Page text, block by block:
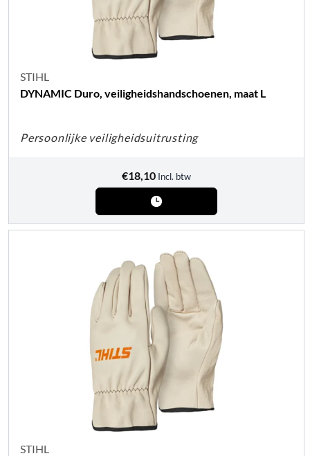
STIHL
DYNAMIC Duro, veiligheidshandschoenen, maat L
Persoonlijke veiligheidsuitrusting
€18,10 Incl. btw
STIHL